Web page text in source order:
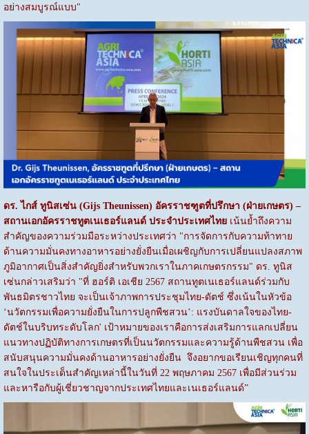
อย่างสมบูรณ์แบบ"
ดร. ไกส์ ทูนิสเซ่น (Gijs Theunissen) อัครราชฑูตที่ปรึกษา (ฝ่ายเกษตร) –
สถานเอกอัครราชทูตเนเธอร์แลนด์ ประจำประเทศไทย เน้นย้ำถึงความ
สำคัญของความร่วมมือระหว่างประเทศว่า "การจัดการกับความท้าทาย
ด้านความมั่นคงทางอาหารอย่างยั่งยืนเมื่อเผชิญกับการเปลี่ยนแปลงสภาพ
ภูมิอากาศเป็นสิ่งสำคัญยิ่งสำหรับพวกเราในภาคเกษตรกรรม" ดร. ทูนิส
เซ่นกล่าวเสริมว่า "ที่ ฮอร์ติ เอเชีย 2567 สถานทูตเนเธอร์แลนด์ร่วมกับ
พันธมิตรชาวไทย จะเป็นเจ้าภาพการประชุมไทย-ดัตช์ ซึ่งเน้นในหัวข้อ
‘นวัตกรรมเพื่อความยั่งยืนในการปลูกพืชสวน’: แรงบันดาลใจของไทย-
ดัตช์ในบริบทระดับโลก' เป้าหมายของเราคือการส่งเสริมการแลกเปลี่ยน
แนวทางปฏิบัติทางการเกษตรที่เป็นนวัตกรรมและความรู้ด้านพืชสวน เพื่อ
สนับสนุนความมั่นคงด้านอาหารอย่างยั่งยืน จึงอยากขอเรียนเชิญทุกคนที่
สนใจในประเด็นสำคัญเหล่านี้ในวันที่ 22 พฤษภาคม 2567 เพื่อมีส่วนร่วม
และหารือกับผู้เชี่ยวชาญจากประเทศไทยและเนเธอร์แลนด์”